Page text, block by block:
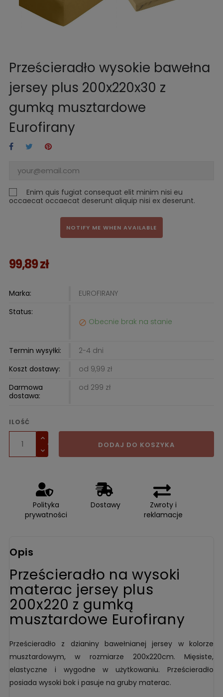
Prześcieradło wysokie bawełna
jersey plus 200x220x30 z
gumką musztardowe
Eurofirany
Enim quis fugiat consequat elit minim nisi eu
occaecat occaecat deserunt aliquip nisi ex deserunt.
NOTIFY ME WHEN AVAILABLE
99,89 zł
Marka:
EUROFIRANY
Status:
 Obecnie brak na stanie
Termin wysyłki:
2-4 dni
Koszt dostawy:
od 9,99 zł
Darmowa
dostawa:
od 299 zł
ILOŚĆ
DODAJ DO KOSZYKA
Polityka
prywatności
Dostawy
Zwroty i
reklamacje
Opis
Prześcieradło na wysoki
materac jersey plus
200x220 z gumką
musztardowe Eurofirany
Prześcieradło z dzianiny bawełnianej jersey w kolorze
musztardowym, w rozmiarze 200x220cm. Mięsiste,
elastyczne i wygodne w użytkowaniu. Prześcieradło
posiada wysoki bok i pasuje na gruby materac.